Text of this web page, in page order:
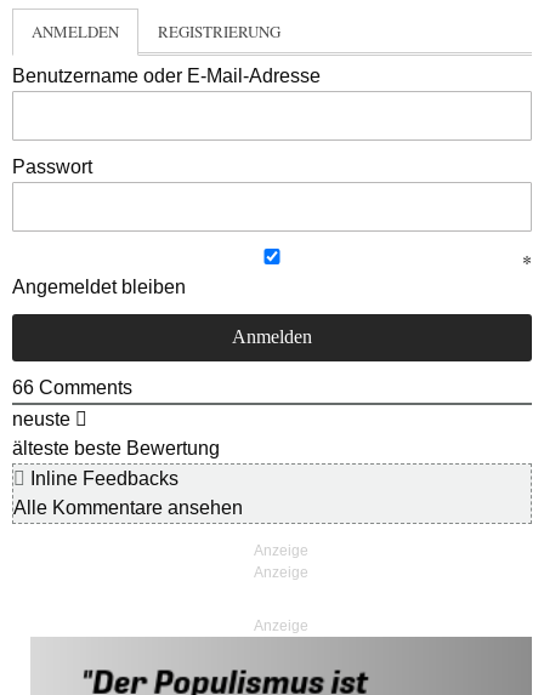
ANMELDEN REGISTRIERUNG
Benutzername oder E-Mail-Adresse
Passwort
Angemeldet bleiben
66 Comments
neuste
älteste beste Bewertung
Inline Feedbacks
Alle Kommentare ansehen
Anzeige